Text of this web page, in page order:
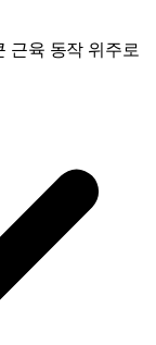
근육 동작 위주로